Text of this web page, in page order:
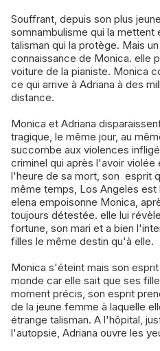
Souffrant, depuis son plus
somnambulisme qui la mettent
talisman qui la protège. Mais
connaissance de Monica. elle
voiture de la pianiste. Monica
ce qui arrive à Adriana à des
distance.
Monica et Adriana
tragique, le même jour, au
succombe aux violences
criminel qui après l'avoir
l'heure de sa mort, son esprit
même temps, Los Angeles
elena empoisonne Monica,
toujours détestée. elle lui
fortune, son mari et a bien
filles le même destin qu'à elle.
Monica s'éteint mais son
monde car elle sait que ses
moment précis, son esprit
de la jeune femme à laquelle
étrange talisman. A l'hôpital,
l'autopsie, Adriana ouvre les